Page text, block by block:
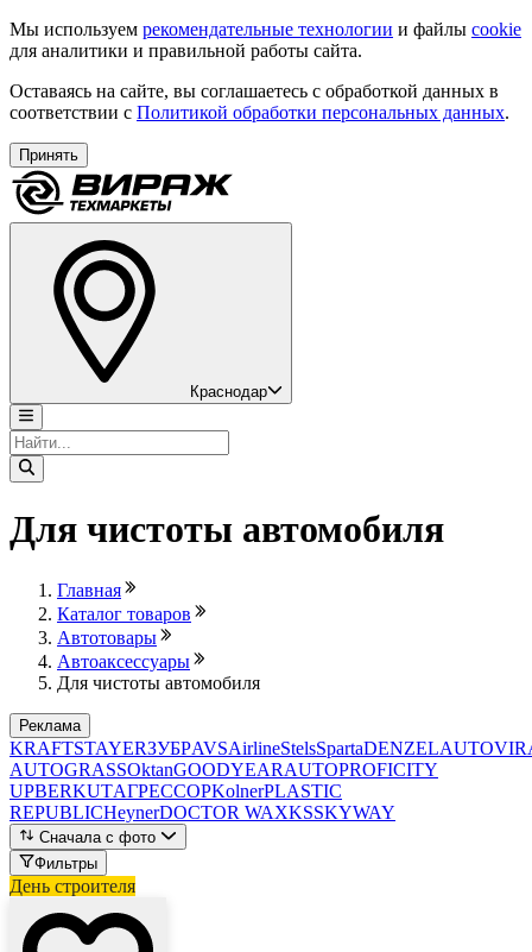
Мы используем рекомендательные технологии и файлы cookie
для аналитики и правильной работы сайта.
Оставаясь на сайте, вы соглашаетесь с обработкой данных в
соответствии с Политикой обработки персональных данных.
Принять
Краснодар
Для чистоты автомобиля
Главная
Каталог товаров
Автотовары
Автоаксессуары
Для чистоты автомобиля
Реклама
KRAFTSTAYERЗУБРAVSAirlineStelsSpartaDENZEL
AUTOGRASSOktanGOODYEARAUTOPROFICITY
UPBERKUTАГРЕССОРKolnerPLASTIC
REPUBLICHeynerDOCTOR WAXKSSKYWAY
Сначала с фото
Фильтры
День строителя